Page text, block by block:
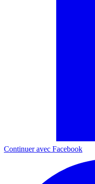
Continuer avec Facebook